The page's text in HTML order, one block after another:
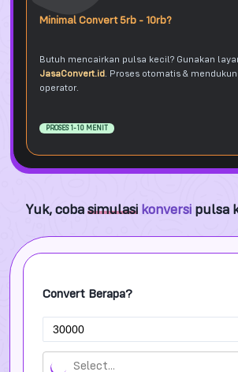
Minimal Convert 5rb - 10rb?
Butuh mencairkan pulsa kecil? Gunakan
JasaConvert.id. Proses otomatis &
operator.
PROSES 1-10 MENIT
Yuk, coba simulasi konversi pulsa
Convert Berapa?
Select...